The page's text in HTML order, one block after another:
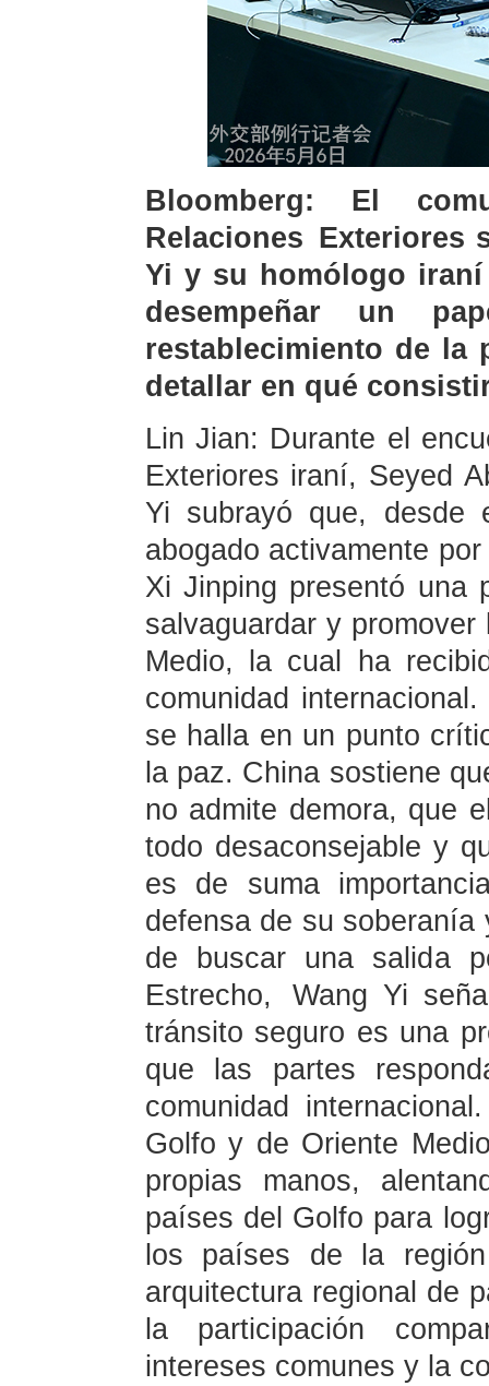
Bloomberg: El
Relaciones Exteriores
Yi y su homólogo
desempeñar un
restablecimiento de la
detallar en qué
Lin Jian: Durante el
Exteriores iraní, Seyed
Yi subrayó que, desde
abogado activamente
Xi Jinping presentó una
salvaguardar y
Medio, la cual ha
comunidad
se halla en un punto
la paz. China sostiene
no admite demora, que
todo desaconsejable y
es de suma
defensa de su
de buscar una salida
Estrecho, Wang Yi
tránsito seguro es una
que las partes
comunidad
Golfo y de Oriente
propias manos,
países del Golfo para
los países de la
arquitectura regional de
la participación
intereses comunes y la